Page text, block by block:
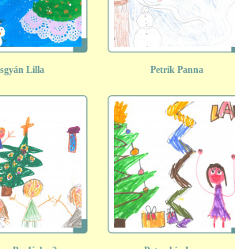
Lilla Petrik Panna